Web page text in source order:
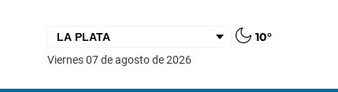
10°
viernes 07 de agosto de 2026